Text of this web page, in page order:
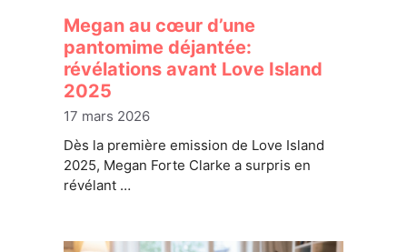
Megan au cœur d’une
pantomime déjantée:
révélations avant Love Island
2025
17 mars 2026
Dès la première emission de Love Island
2025, Megan Forte Clarke a surpris en
révélant …